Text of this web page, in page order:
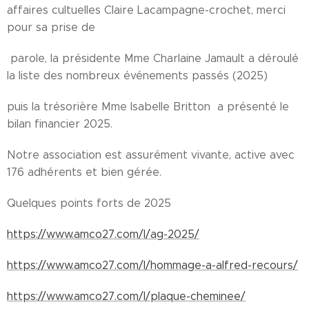
affaires cultuelles Claire Lacampagne-crochet, merci
pour sa prise de
parole, la présidente Mme Charlaine Jamault a déroulé
la liste des nombreux événements passés (2025)
puis la trésorière Mme Isabelle Britton a présenté le
bilan financier 2025.
Notre association est assurément vivante, active avec
176 adhérents et bien gérée.
Quelques points forts de 2025
https://www.amco27.com/l/ag-2025/
https://www.amco27.com/l/hommage-a-alfred-recours/
https://www.amco27.com/l/plaque-cheminee/